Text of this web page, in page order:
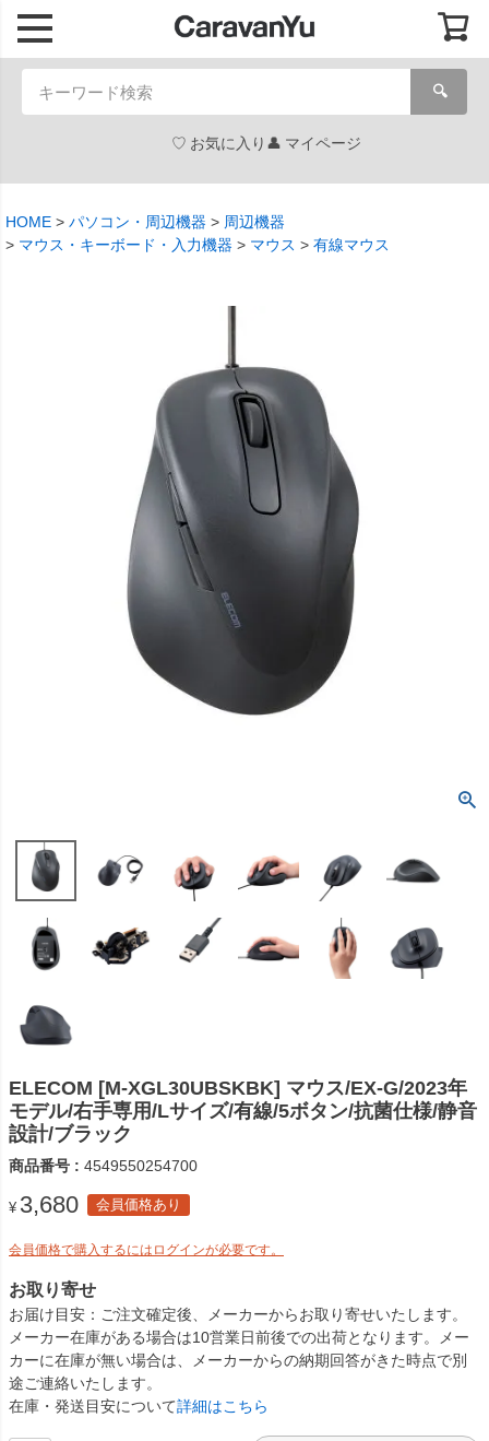
🔍
お気に入り マイページ
HOME パソコン・周辺機器
周辺機器
マウス・キーボード・入力機器
マウス 有線マウス
ELECOM [M-XGL30UBSKBK] マウス/EX-G/2023年
モデル/右手専用/Lサイズ/有線/5ボタン/抗菌仕様/静音
設計/ブラック
商品番号 4549550254700
¥ 3,680 会員価格あり
会員価格で購入するにはログインが必要です。
お取り寄せ
お届け目安
ご注文確定後、メーカーからお取り寄せいたします。
メーカー在庫がある場合は10営業日前後での出荷となります。メー
カーに在庫が無い場合は、メーカーからの納期回答がきた時点で別
途ご連絡いたします。
在庫・発送目安について詳細はこちら